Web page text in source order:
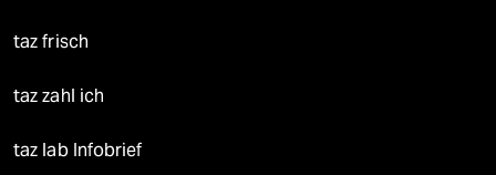
taz frisch
taz zahl ich
taz lab Infobrief